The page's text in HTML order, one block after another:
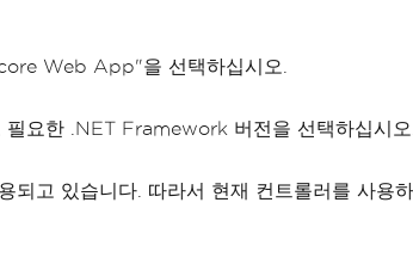
Web App"을 선택하십시오.
요한 .NET Framework 버전을 선택하십시오.
고 있습니다. 따라서 현재 컨트롤러를 사용